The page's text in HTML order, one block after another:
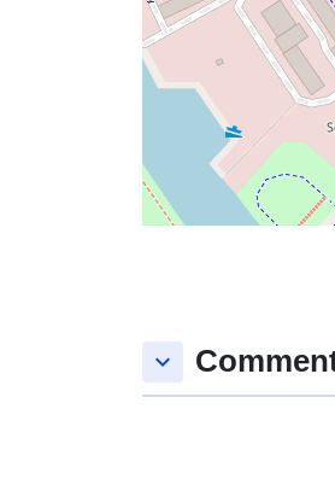
keyboard_arrow_down